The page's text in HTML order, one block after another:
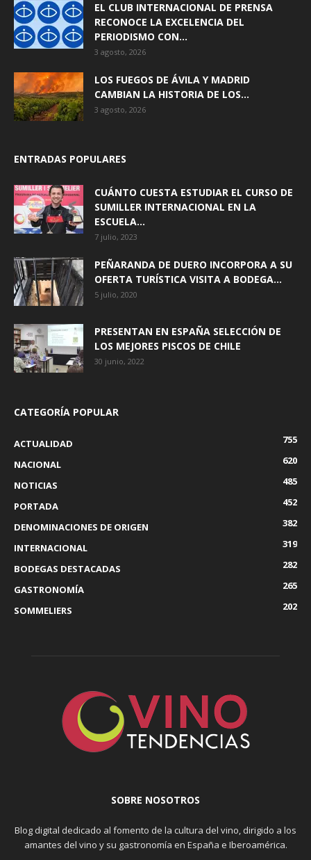
EL CLUB INTERNACIONAL DE PRENSA
RECONOCE LA EXCELENCIA DEL
PERIODISMO CON...
3 agosto, 2026
LOS FUEGOS DE ÁVILA Y MADRID
CAMBIAN LA HISTORIA DE LOS...
3 agosto, 2026
ENTRADAS POPULARES
CUÁNTO CUESTA ESTUDIAR EL CURSO DE
SUMILLER INTERNACIONAL EN LA
ESCUELA...
7 julio, 2023
PEÑARANDA DE DUERO INCORPORA A SU
OFERTA TURÍSTICA VISITA A BODEGA...
5 julio, 2020
PRESENTAN EN ESPAÑA SELECCIÓN DE
LOS MEJORES PISCOS DE CHILE
30 junio, 2022
CATEGORÍA POPULAR
ACTUALIDAD
755
NACIONAL
620
NOTICIAS
485
PORTADA
452
DENOMINACIONES DE ORIGEN
382
INTERNACIONAL
319
BODEGAS DESTACADAS
282
GASTRONOMÍA
265
SOMMELIERS
202
SOBRE NOSOTROS
Blog digital dedicado al fomento de la cultura del vino, dirigido a los
amantes del vino y su gastronomía en España e Iberoamérica.